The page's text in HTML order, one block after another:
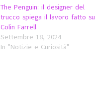
The Penguin: il designer del
trucco spiega il lavoro fatto su
Colin Farrell
Settembre 18, 2024
In "Notizie e Curiosità"